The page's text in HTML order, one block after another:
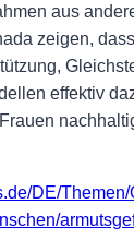
aus
zeigen,
effektiv
DE/